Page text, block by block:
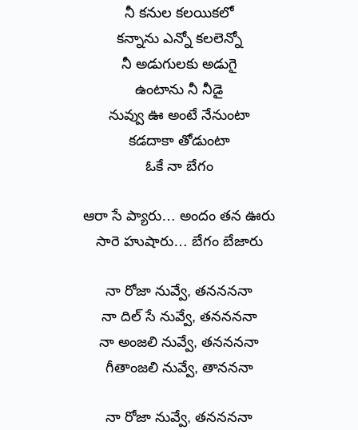
నీ కనుల కలయికలో
కన్నాను ఎన్నో కలలెన్నో
నీ అడుగులకు అడుగై
ఉంటాను నీ నీడై
నువ్వు ఊ అంటే నేనుంటా
కడదాకా తోడుంటా
ఓకే నా బేగం
ఆరా సే ప్యారు… అందం తన ఊరు
సారె హుషారు… బేగం బేజారు
నా రోజా నువ్వే, తననననా
నా దిల్ సే నువ్వే, తననననా
నా అంజలి నువ్వే, తననననా
గీతాంజలి నువ్వే, తానననా
నా రోజా నువ్వే, తననననా